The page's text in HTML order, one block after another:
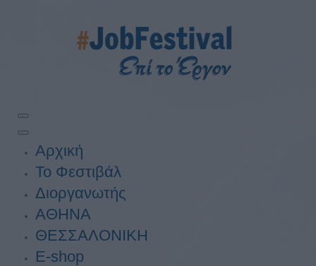
Αρχική
Το Φεστιβάλ
Διοργανωτής
ΑΘΗΝΑ
ΘΕΣΣΑΛΟΝΙΚΗ
E-shop